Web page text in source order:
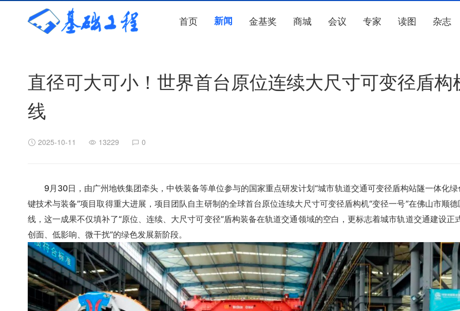
首页 新闻 金基奖 商城 会议 专家 读图 杂志
直径可大可小！世界首台原位连续大尺寸可变径盾构
线
2025-10-11 13229 0
9月30日，由广州地铁集团牵头，中铁装备等单位参与的国家重点研发计划“城市轨道交通可变径盾构站隧一体化
键技术与装备”项目取得重大进展，项目团队自主研制的全球首台原位连续大尺寸可变径盾构机“变径一号”在佛山市顺
线，这一成果不仅填补了“原位、连续、大尺寸可变径”盾构装备在轨道交通领域的空白，更标志着城市轨道交通建设正
创面、低影响、微干扰”的绿色发展新阶段。